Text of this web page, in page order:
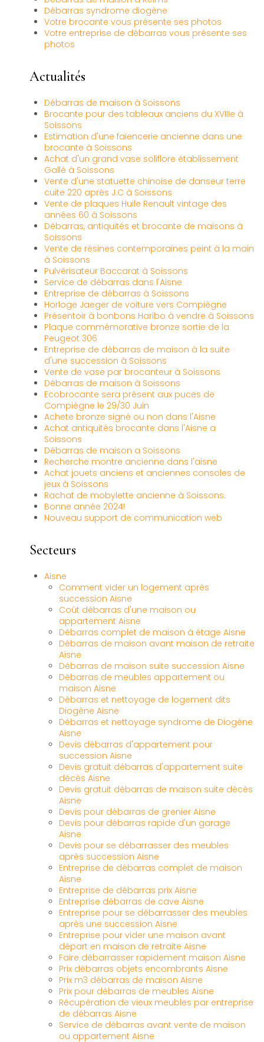
Débarras syndrome diogène
Votre brocante vous présente ses photos
Votre entreprise de débarras vous présente ses
photos
Actualités
Débarras de maison à Soissons
Brocante pour des tableaux anciens du XVIIIe à
Soissons
Estimation d'une faïencerie ancienne dans une
brocante à Soissons
Achat d'un grand vase soliflore établissement
Gallé à Soissons
Vente d'une statuette chinoise de danseur terre
cuite 220 après J.C à Soissons
Vente de plaques Huile Renault vintage des
années 60 à Soissons
Débarras, antiquités et brocante de maisons à
Soissons
Vente de résines contemporaines peint à la main
à Soissons
Pulvérisateur Baccarat à Soissons
Service de débarras dans l'Aisne
Entreprise de débarras à Soissons
Horloge Jaeger de voiture vers Compiègne
Présentoir à bonbons Haribo à vendre à Soissons
Plaque commémorative bronze sortie de la
Peugeot 306
Entreprise de débarras de maison à la suite
d'une succession à Soissons
Vente de vase par brocanteur à Soissons
Débarras de maison à Soissons
Ecobrocante sera présent aux puces de
Compiègne le 29/30 Juin
Achete bronze signé ou non dans l'Aisne
Achat antiquités brocante dans l'Aisne a
Soissons
Débarras de maison a Soissons
Recherche montre ancienne dans l'aisne
Achat jouets anciens et anciennes consoles de
jeux à Soissons
Rachat de mobylette ancienne à Soissons.
Bonne année 2024!
Nouveau support de communication web
Secteurs
Aisne
Comment vider un logement après
succession Aisne
Coût débarras d'une maison ou
appartement Aisne
Débarras complet de maison à étage Aisne
Débarras de maison avant maison de retraite
Aisne
Débarras de maison suite succession Aisne
Débarras de meubles appartement ou
maison Aisne
Débarras et nettoyage de logement dits
Diogène Aisne
Débarras et nettoyage syndrome de Diogène
Aisne
Devis débarras d'appartement pour
succession Aisne
Devis gratuit débarras d'appartement suite
décès Aisne
Devis gratuit débarras de maison suite décès
Aisne
Devis pour débarras de grenier Aisne
Devis pour débarras rapide d'un garage
Aisne
Devis pour se débarrasser des meubles
après succession Aisne
Entreprise de débarras complet de maison
Aisne
Entreprise de débarras prix Aisne
Entreprise débarras de cave Aisne
Entreprise pour se débarrasser des meubles
après une succession Aisne
Entreprise pour vider une maison avant
départ en maison de retraite Aisne
Faire débarrasser rapidement maison Aisne
Prix débarras objets encombrants Aisne
Prix m3 débarras de maison Aisne
Prix pour débarras de meubles Aisne
Récupération de vieux meubles par entreprise
de débarras Aisne
Service de débarras avant vente de maison
ou appartement Aisne